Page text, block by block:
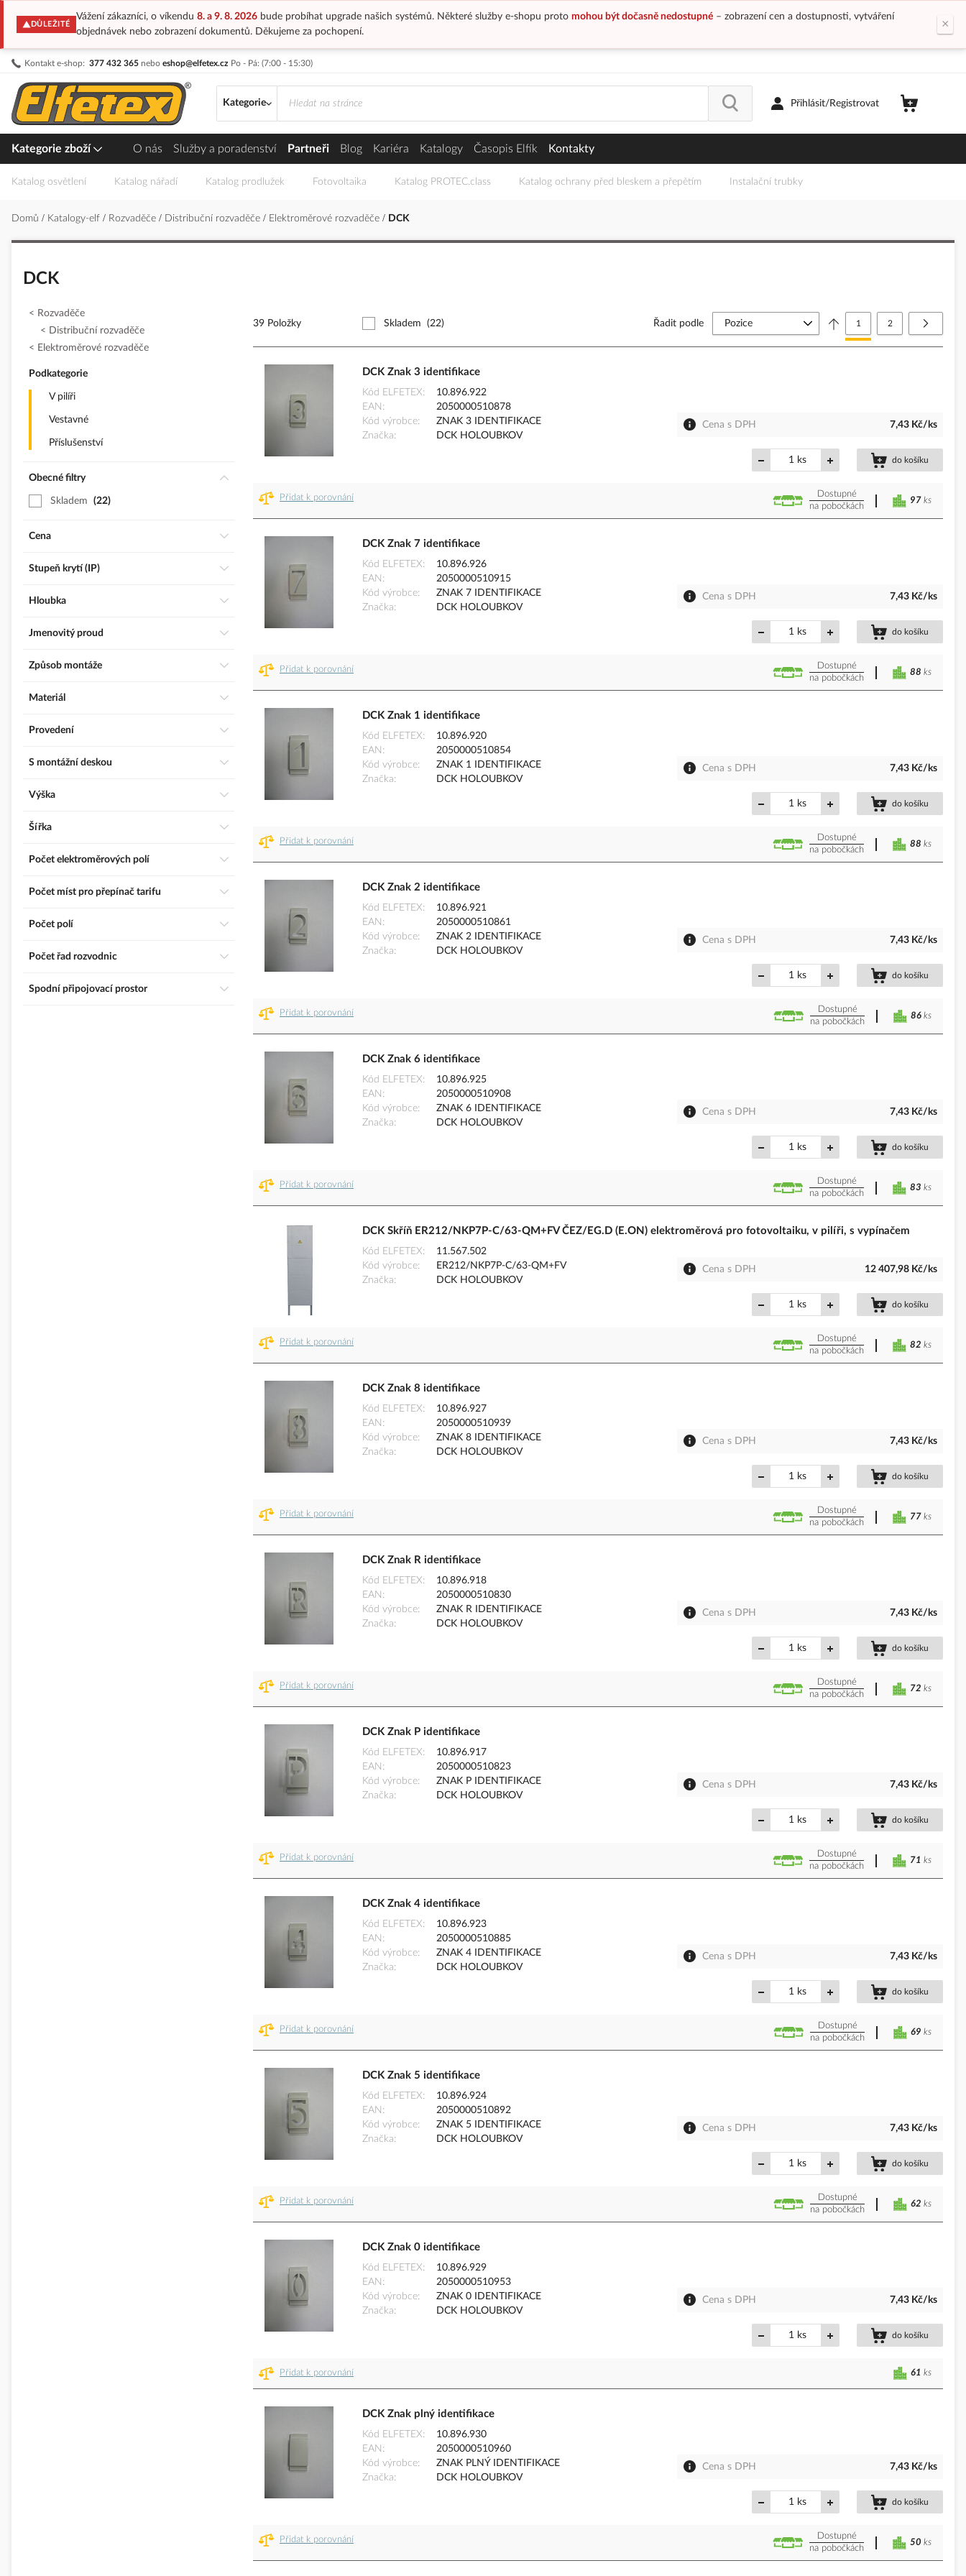
DŮLEŽITÉ
Vážení zákazníci, o víkendu 8. a 9. 8. 2026bude probíhat upgrade našich systémů. Některé služby e-shopu proto mohou být dočasně nedostupné– zobrazení cen a dostupnosti, vytváření
objednávek nebo zobrazení dokumentů. Děkujeme za pochopení.
×
Kontakt e-shop: 377 432 365 nebo eshop@elfetex.cz Po - Pá: (7:00 - 15:30)
Přejít
obsah
Kategorie
Přihlásit/Registrovat
Kategorie zboží O nás Služby a poradenství Partneři Blog Kariéra Katalogy Časopis Elfík Kontakty
Katalog osvětlení Katalog nářadí Katalog prodlužek Fotovoltaika Katalog PROTEC.class Katalog ochrany před bleskem a přepětím Instalační trubky
Domů Katalogy-elf Rozvaděče Distribuční rozvaděče Elektroměrové rozvaděče DCK
DCK
39 Položky Skladem (22) Stránka
Právě si prohlížíte stránku
1 Stránka
2
Řadit podle
DCK Znak 3 identifikace
Kód ELFETEX
10.896.922
EAN
2050000510878
Kód výrobce
ZNAK 3 IDENTIFIKACE
Značka
DCK HOLOUBKOV
Cena s DPH 7,43 Kč/ks
ks do košíku
Přidat k porovnání
Dostupné
na pobočkách
97 ks
DCK Znak 7 identifikace
Kód ELFETEX
10.896.926
EAN
2050000510915
Kód výrobce
ZNAK 7 IDENTIFIKACE
Značka
DCK HOLOUBKOV
Cena s DPH 7,43 Kč/ks
ks do košíku
Přidat k porovnání
Dostupné
na pobočkách
88 ks
DCK Znak 1 identifikace
Kód ELFETEX
10.896.920
EAN
2050000510854
Kód výrobce
ZNAK 1 IDENTIFIKACE
Značka
DCK HOLOUBKOV
Cena s DPH 7,43 Kč/ks
ks do košíku
Přidat k porovnání
Dostupné
na pobočkách
88 ks
DCK Znak 2 identifikace
Kód ELFETEX
10.896.921
EAN
2050000510861
Kód výrobce
ZNAK 2 IDENTIFIKACE
Značka
DCK HOLOUBKOV
Cena s DPH 7,43 Kč/ks
ks do košíku
Přidat k porovnání
Dostupné
na pobočkách
86 ks
DCK Znak 6 identifikace
Kód ELFETEX
10.896.925
EAN
2050000510908
Kód výrobce
ZNAK 6 IDENTIFIKACE
Značka
DCK HOLOUBKOV
Cena s DPH 7,43 Kč/ks
ks do košíku
Přidat k porovnání
Dostupné
na pobočkách
83 ks
DCK Skříň ER212/NKP7P-C/63-QM+FV ČEZ/EG.D (E.ON) elektroměrová pro fotovoltaiku, v pilíři, s vypínačem
Kód ELFETEX
11.567.502
Kód výrobce
ER212/NKP7P-C/63-QM+FV
Značka
DCK HOLOUBKOV
Cena s DPH 12 407,98 Kč/ks
ks do košíku
Přidat k porovnání
Dostupné
na pobočkách
82 ks
DCK Znak 8 identifikace
Kód ELFETEX
10.896.927
EAN
2050000510939
Kód výrobce
ZNAK 8 IDENTIFIKACE
Značka
DCK HOLOUBKOV
Cena s DPH 7,43 Kč/ks
ks do košíku
Přidat k porovnání
Dostupné
na pobočkách
77 ks
DCK Znak R identifikace
Kód ELFETEX
10.896.918
EAN
2050000510830
Kód výrobce
ZNAK R IDENTIFIKACE
Značka
DCK HOLOUBKOV
Cena s DPH 7,43 Kč/ks
ks do košíku
Přidat k porovnání
Dostupné
na pobočkách
72 ks
DCK Znak P identifikace
Kód ELFETEX
10.896.917
EAN
2050000510823
Kód výrobce
ZNAK P IDENTIFIKACE
Značka
DCK HOLOUBKOV
Cena s DPH 7,43 Kč/ks
ks do košíku
Přidat k porovnání
Dostupné
na pobočkách
71 ks
DCK Znak 4 identifikace
Kód ELFETEX
10.896.923
EAN
2050000510885
Kód výrobce
ZNAK 4 IDENTIFIKACE
Značka
DCK HOLOUBKOV
Cena s DPH 7,43 Kč/ks
ks do košíku
Přidat k porovnání
Dostupné
na pobočkách
69 ks
DCK Znak 5 identifikace
Kód ELFETEX
10.896.924
EAN
2050000510892
Kód výrobce
ZNAK 5 IDENTIFIKACE
Značka
DCK HOLOUBKOV
Cena s DPH 7,43 Kč/ks
ks do košíku
Přidat k porovnání
Dostupné
na pobočkách
62 ks
DCK Znak 0 identifikace
Kód ELFETEX
10.896.929
EAN
2050000510953
Kód výrobce
ZNAK 0 IDENTIFIKACE
Značka
DCK HOLOUBKOV
Cena s DPH 7,43 Kč/ks
ks do košíku
Přidat k porovnání 61 ks
DCK Znak plný identifikace
Kód ELFETEX
10.896.930
EAN
2050000510960
Kód výrobce
ZNAK PLNÝ IDENTIFIKACE
Značka
DCK HOLOUBKOV
Cena s DPH 7,43 Kč/ks
ks do košíku
Přidat k porovnání
Dostupné
na pobočkách
50 ks
Rozvaděče
Distribuční rozvaděče
Elektroměrové rozvaděče
Podkategorie
V pilíři
Vestavné
Příslušenství
Obecné filtry
Skladem 22
Cena
Stupeň krytí (IP)
Hloubka
Jmenovitý proud
Způsob montáže
Materiál
Provedení
S montážní deskou
Výška
Šířka
Počet elektroměrových polí
Počet míst pro přepínač tarifu
Počet polí
Počet řad rozvodnic
Spodní připojovací prostor